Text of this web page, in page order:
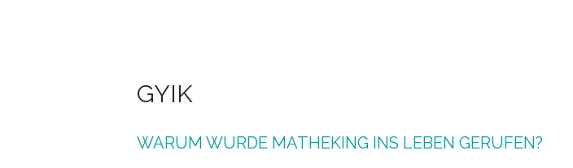
GYIK
WARUM WURDE MATHEKING INS LEBEN GERUFEN?